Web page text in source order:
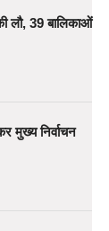
लौ, 39 बालिकाओं
मुख्य निर्वाचन